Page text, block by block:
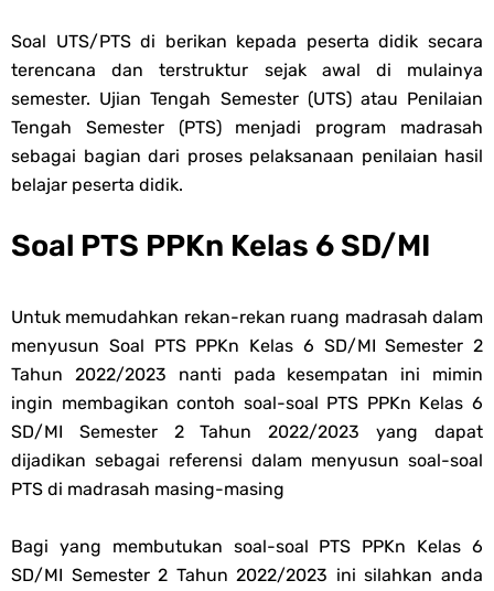
Soal UTS/PTS di berikan kepada peserta didik secara
terencana dan terstruktur sejak awal di mulainya
semester. Ujian Tengah Semester (UTS) atau Penilaian
Tengah Semester (PTS) menjadi program madrasah
sebagai bagian dari proses pelaksanaan penilaian hasil
belajar peserta didik.
Soal PTS PPKn Kelas 6 SD/MI
Untuk memudahkan rekan-rekan ruang madrasah dalam
menyusun Soal PTS PPKn Kelas 6 SD/MI Semester 2
Tahun 2022/2023 nanti pada kesempatan ini mimin
ingin membagikan contoh soal-soal PTS PPKn Kelas 6
SD/MI Semester 2 Tahun 2022/2023 yang dapat
dijadikan sebagai referensi dalam menyusun soal-soal
PTS di madrasah masing-masing
Bagi yang membutukan soal-soal PTS PPKn Kelas 6
SD/MI Semester 2 Tahun 2022/2023 ini silahkan anda